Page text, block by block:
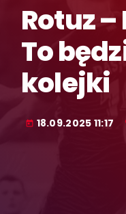
Rotuz
To
kolejki
today 18.09.2025 11:17